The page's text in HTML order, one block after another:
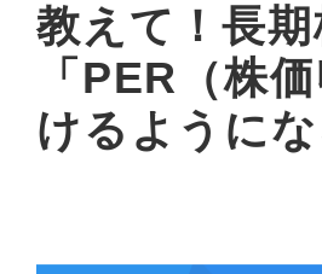
教えて！長
「PER（株
けるようにな